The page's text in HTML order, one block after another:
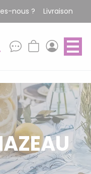
nous ? Livraison